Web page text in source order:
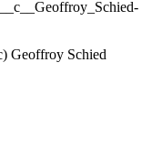
Geoffroy Schied